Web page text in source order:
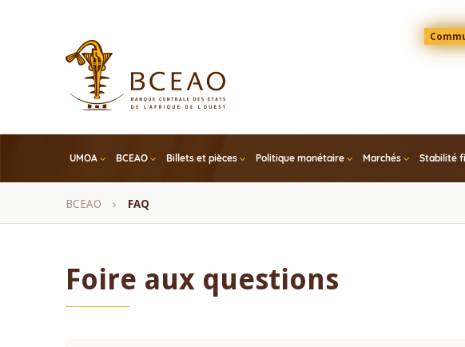
Menu
Top
UMOA BCEAO Billets et pièces Politique monétaire Marchés Stabilité
Fil
BCEAO FAQ
Foire aux questions